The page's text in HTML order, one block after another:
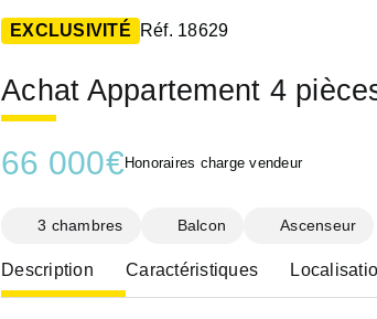
EXCLUSIVITÉ Réf. 18629
Achat Appartement 4
66 000€ Honoraires charge vendeur
3 chambres Balcon Ascenseur
Description Caractéristiques